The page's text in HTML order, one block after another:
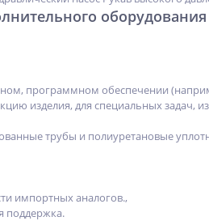
программном обеспечении
изделия, для специальных задач,
трубы и полиуретановые
импортных аналогов.,
поддержка.